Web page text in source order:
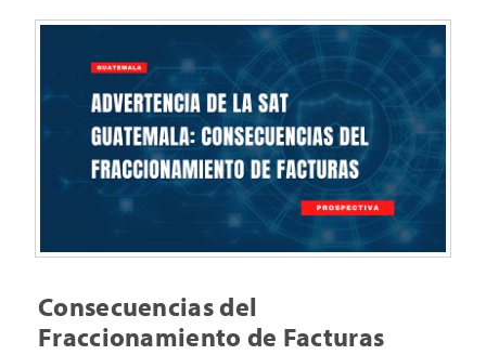
Consecuencias del
Fraccionamiento de Facturas